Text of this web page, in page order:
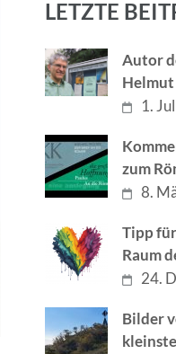
LETZTE
Autor
1.
zum
8.
Tipp
Raum
24.
Bilder